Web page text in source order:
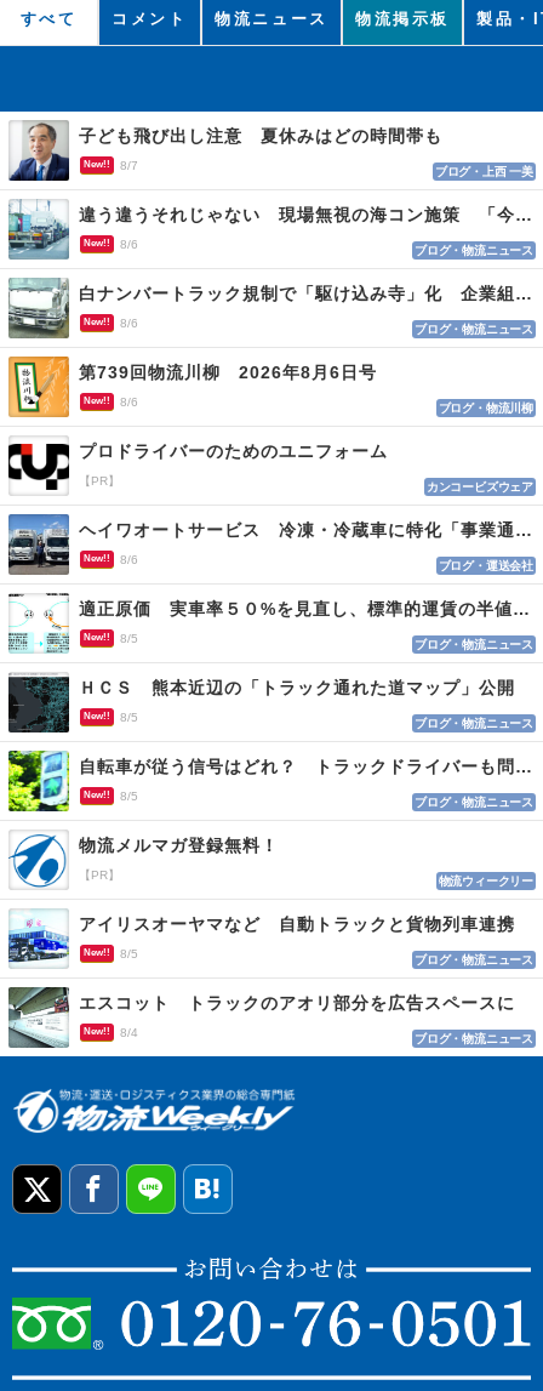
すべて コメント 物流ニュース 物流掲示板 製品・
子ども飛び出し注意 夏休みはどの時間帯も
New!! 8/7 ブログ・上西 一美
違う違うそれじゃない 現場無視の海コン施策 「今でも平均２～３時間は待つ」
New!! 8/6 ブログ・物流ニュース
白ナンバートラック規制で「駆け込み寺」化 企業組合が入会基準を見直しへ
New!! 8/6 ブログ・物流ニュース
第739回物流川柳 2026年8月6日号
New!! 8/6 ブログ・物流川柳
プロドライバーのためのユニフォーム
【PR】 カンコービズウェア
ヘイワオートサービス 冷凍・冷蔵車に特化「事業通じ貢献目指す」
New!! 8/6 ブログ・運送会社
適正原価 実車率５０%を見直し、標準的運賃の半値の恐れも
New!! 8/5 ブログ・物流ニュース
ＨＣＳ 熊本近辺の「トラック通れた道マップ」公開
New!! 8/5 ブログ・物流ニュース
自転車が従う信号はどれ？ トラックドライバーも問われる認識
New!! 8/5 ブログ・物流ニュース
物流メルマガ登録無料！
【PR】 物流ウィークリー
アイリスオーヤマなど 自動トラックと貨物列車連携
New!! 8/5 ブログ・物流ニュース
エスコット トラックのアオリ部分を広告スペースに
New!! 8/4 ブログ・物流ニュース